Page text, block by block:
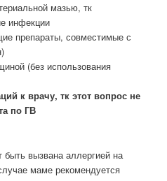
мазью, тк
инфекции
препараты, совместимые с
(без использования
к врачу, тк этот вопрос не
по ГВ
быть вызвана аллергией на
маме рекомендуется